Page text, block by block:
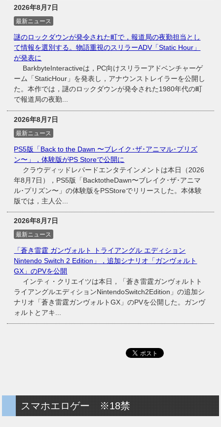
2026年8月7日
最新ニュース
謎のロックダウンが発令された町で，報道局の夜勤担当とし
て情報を選別する。物語重視のスリラーADV「Static Hour」
が発表に
BarkbyteInteractiveは，PC向けスリラーアドベンチャーゲ
ーム「StaticHour」を発表し，アナウンストレイラーを公開し
た。本作では，謎のロックダウンが発令された1980年代の町
で報道局の夜勤...
2026年8月7日
最新ニュース
PS5版「Back to the Dawn 〜ブレイク･ザ･アニマル･プリズ
ン〜」，体験版がPS Storeで公開に
クラウディッドレパードエンタテインメントは本日（2026
年8月7日），PS5版「BacktotheDawn〜ブレイク･ザ･アニマ
ル･プリズン〜」の体験版をPSStoreでリリースした。本体験
版では，主人公...
2026年8月7日
最新ニュース
「蒼き雷霆 ガンヴォルト トライアングル エディション
Nintendo Switch 2 Edition」，追加シナリオ「ガンヴォルト
GX」のPVを公開
インティ・クリエイツは本日，「蒼き雷霆ガンヴォルトト
ライアングルエディションNintendoSwitch2Edition」の追加シ
ナリオ「蒼き雷霆ガンヴォルトGX」のPVを公開した。ガンヴ
ォルトとアキ...
スマホエロゲー ※18禁